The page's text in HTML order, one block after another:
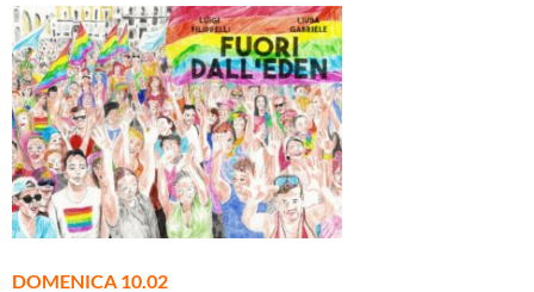
DOMENICA 10.02